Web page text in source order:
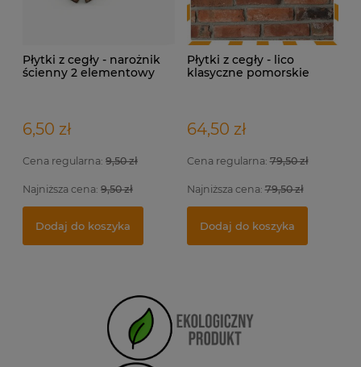
Płytki z cegły - narożnik
ścienny 2 elementowy
6,50 zł
Cena regularna: 9,50 zł
Najniższa cena: 9,50 zł
Dodaj do koszyka
Płytki z cegły - lico
klasyczne pomorskie
64,50 zł
Cena regularna:79,50 zł
Najniższa cena:79,50 zł
Dodaj do koszyka